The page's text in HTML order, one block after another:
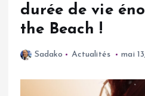
durée de vie
the Beach !
Sadako Actualités mai